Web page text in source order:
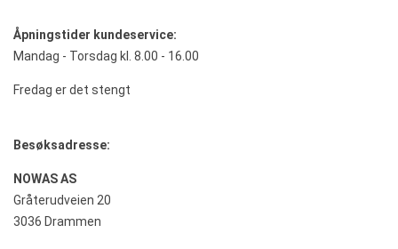
Åpningstider kundeservice:
Mandag - Torsdag kl. 8.00 - 16.00
Fredag er det stengt
Besøksadresse:
NOWAS AS
Gråterudveien 20
3036 Drammen